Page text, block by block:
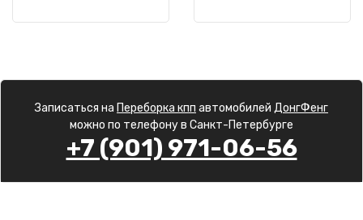
Записаться на Переборка кпп автомобилей ДонгФенг
можно по телефону в Санкт-Петербурге
+7 (901) 971-06-56